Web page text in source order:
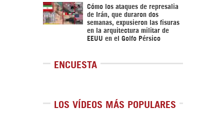
Cómo los ataques de represalia
de Irán, que duraron dos
semanas, expusieron las fisuras
en la arquitectura militar de
EEUU en el Golfo Pérsico
ENCUESTA
LOS VÍDEOS MÁS POPULARES